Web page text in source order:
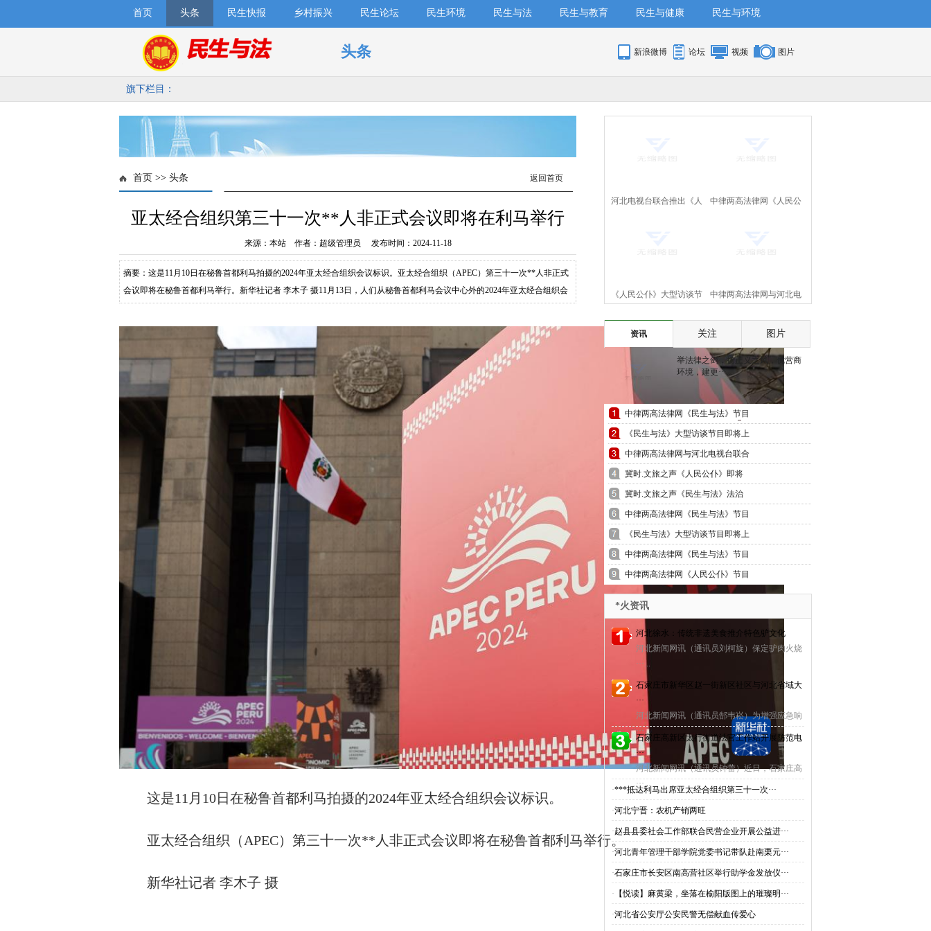
首页 头条 民生快报 乡村振兴 民生论坛 民生环境 民生与法 民生与教育 民生与健康 民生与环境
头条 新浪微博 论坛 视频 图片
旗下栏目：
首页 >> 头条 返回首页
亚太经合组织第三十一次**人非正式会议即将在利马举行
来源：本站 作者：超级管理员 发布时间：2024-11-18
摘要：这是11月10日在秘鲁首都利马拍摄的2024年亚太经合组织会议标识。亚太经合组织（APEC）第三十一次**人非正式
会议即将在秘鲁首都利马举行。新华社记者 李木子 摄11月13日，人们从秘鲁首都利马会议中心外的2024年亚太经合组织会
这是11月10日在秘鲁首都利马拍摄的2024年亚太经合组织会议标识。
亚太经合组织（APEC）第三十一次**人非正式会议即将在秘鲁首都利马举行。
新华社记者 李木子 摄
河北电视台联合推出《人 中律两高法律网《人民公
《人民公仆》大型访谈节 中律两高法律网与河北电
仆》大型访谈节目即将上
线
资讯 关注 图片
举法律之剑，扬正义之风，优营商
环境，建更···...
中律两高法律网《民生与法》节目
将在河北电视台上线
《民生与法》大型访谈节目即将上
线
中律两高法律网与河北电视台联合
推出《民生与法》大型访谈节目即
将上线
冀时.文旅之声《人民公仆》即将
上线
冀时.文旅之声《民生与法》法治
护航民生路 公平正义暖民心
中律两高法律网《民生与法》节目
将在河北电视台上线
《民生与法》大型访谈节目即将上
线
中律两高法律网《民生与法》节目
将在河北电视台上线
中律两高法律网《人民公仆》节目
将在河北电视台上线
*火资讯
河北徐水：传统非遗美食推介特色驴文化
河北新闻网讯（通讯员刘柯旋）保定驴肉火烧
···...
石家庄市新华区赵一街新区社区与河北省域大
···
河北新闻网讯（通讯员郜韦崧）为增强应急响
···...
石家庄高新区太行街道法官工作站开展防范电
···
河北新闻网讯（通讯员钟蕾）近日，石家庄高
···...
·***抵达利马出席亚太经合组织第三十一次···
·河北宁晋：农机产销两旺
·赵县县委社会工作部联合民营企业开展公益进···
·河北青年管理干部学院党委书记带队赴南栗元···
·石家庄市长安区南高营社区举行助学金发放仪···
· 【悦读】麻黄梁，坐落在榆阳版图上的璀璨明···
·河北省公安厅公安民警无偿献血传爱心